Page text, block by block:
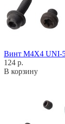
Винт M4X4 UNI-
124 р.
В корзину